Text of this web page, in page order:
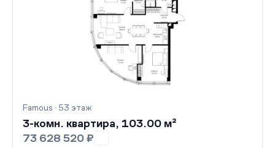
Famous · 53 этаж
3-комн. квартира, 103.00 м²
73 628 520 ₽